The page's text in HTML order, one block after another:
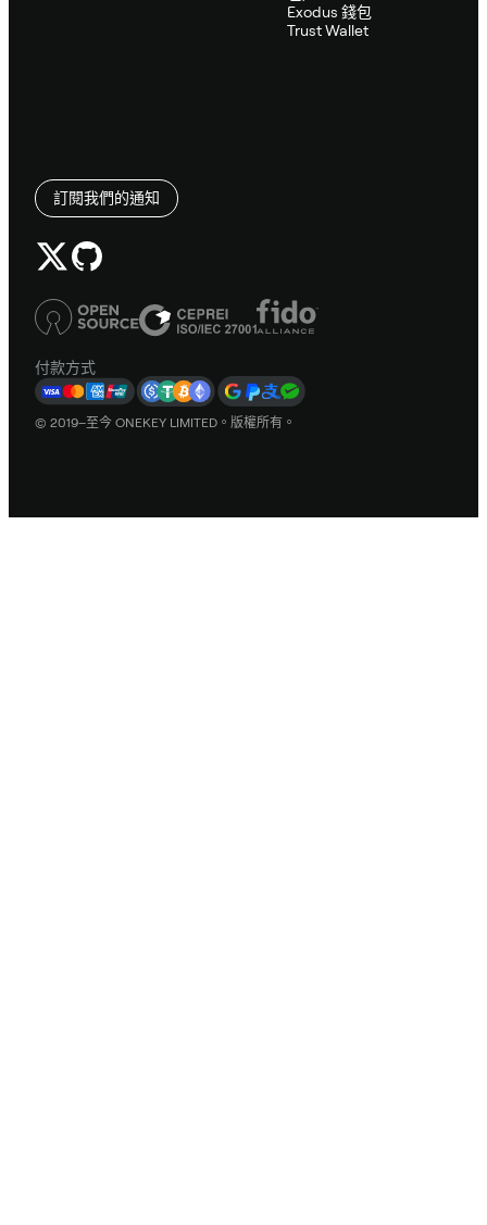
Exodus 錢包
Trust Wallet
訂閱我們的通知
付款方式
© 2019–至今 ONEKEY LIMITED。版權所有。